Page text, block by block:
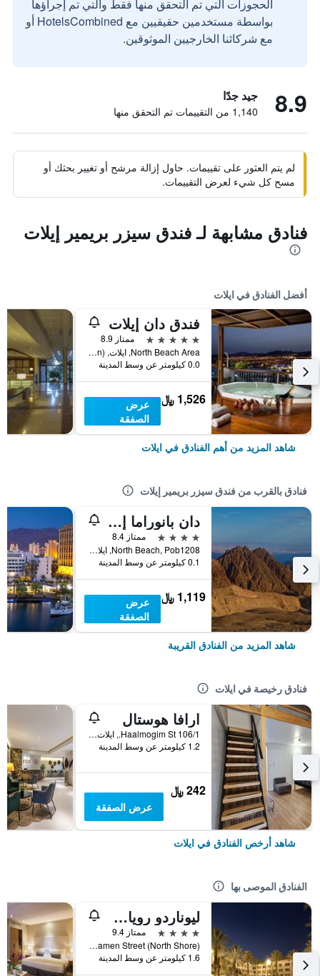
الحجوزات التي تم التحقق منها فقط والتي تم إجراؤها
بواسطة مستخدمين حقيقيين مع HotelsCombined أو
مع شركائنا الخارجيين الموثوقين.
8.9 جيد جدًا
1,140 من التقييمات تم التحقق منها
لم يتم العثور على تقييمات. حاول إزالة مرشح أو تغيير بحثك أو
مسح كل شيء لعرض التقييمات.
فنادق مشابهة لـ فندق سيزر بريمير إيلات
أفضل الفنادق في ايلات
فندق دان إيلات
5 نجوم
ممتاز 8.9
North Beach Area, ايلات, HaDarom (Southern), اسرائيل
0.0 كيلومتر عن وسط المدينة
1,526 ﷼
عرض
الصفقة
شاهد المزيد من أهم الفنادق في ايلات
فنادق بالقرب من فندق سيزر بريمير إيلات
دان بانوراما إيلات
4 نجوم
ممتاز 8.4
North Beach, Pob1208, ايلات, HaDarom (Southern), اسرائيل
0.1 كيلومتر عن وسط المدينة
1,119 ﷼
عرض
الصفقة
شاهد المزيد من الفنادق القريبة
فنادق رخيصة في ايلات
ارافا هوستال
106/1 Haalmogim St., ايلات, HaDarom (Southern), اسرائيل
1.2 كيلومتر عن وسط المدينة
242 ﷼
عرض الصفقة
شاهد أرخص الفنادق في ايلات
الفنادق الموصى بها
ليوناردو رويال ريزورت إيلات
4 نجوم
ممتاز 9.4
Kamen Street (North Shore), ايلات, HaDarom (Southern), اسرائيل
1.6 كيلومتر عن وسط المدينة